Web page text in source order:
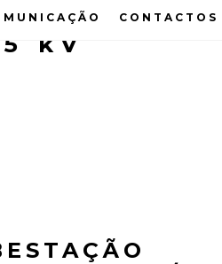
CONTACTOS
kV